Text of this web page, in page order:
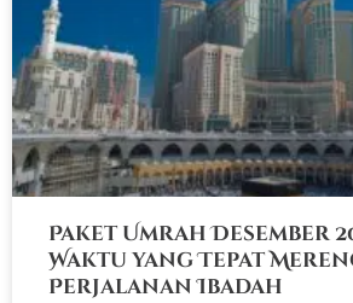
Paket Umrah Desember
Waktu yang Tepat
Perjalanan Ibadah